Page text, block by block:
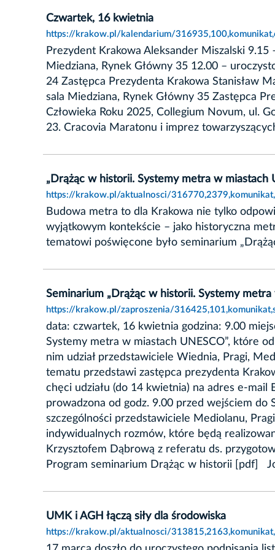
Czwartek, 16 kwietnia
https://krakow.pl/kalendarium/
Prezydent Krakowa Aleksander Miszalski 9.15
Miedziana, Rynek Główny 35 12.00 –
24 Zastępca Prezydenta Krakowa Stanisław
sala Miedziana, Rynek Główny 35 Zastępca
Człowieka Roku 2025, Collegium Novum, ul.
23. Cracovia Maratonu i imprez
„Drążąc w historii. Systemy metra w miastach
https://krakow.pl/aktualnosci/
Budowa metra to dla Krakowa nie tylko
wyjątkowym kontekście – jako historyczna
tematowi poświęcone było seminarium
Seminarium „Drążąc w historii. Systemy metra
https://krakow.pl/zaproszenia/
data: czwartek, 16 kwietnia godzina: 9.00
Systemy metra w miastach UNESCO”, które
nim udział przedstawiciele Wiednia, Pragi,
tematu przedstawi zastępca prezydenta
chęci udziału (do 14 kwietnia) na adres e-
prowadzona od godz. 9.00 przed wejściem do
szczególności przedstawiciele Mediolanu,
indywidualnych rozmów, które będą
Krzysztofem Dąbrową z referatu ds.
Program seminarium Drążąc w historii [pdf]
UMK i AGH łączą siły dla środowiska
https://krakow.pl/aktualnosci/